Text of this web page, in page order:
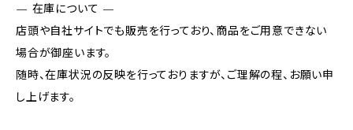
— 在庫について —
店頭や自社サイトでも販売を行っており、商品をご用意できない
場合が御座います。
随時、在庫状況の反映を行っておりますが、ご理解の程、お願い申
し上げます。